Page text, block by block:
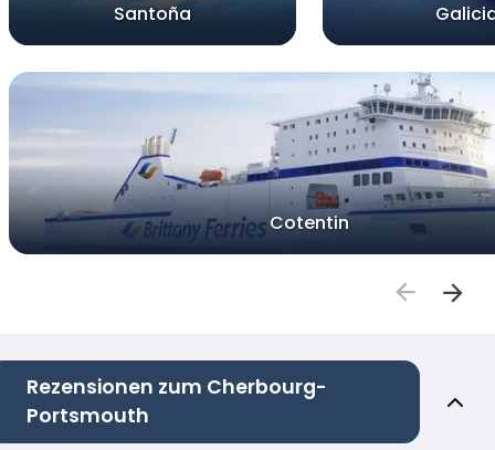
Santoña
Cotentin
Rezensionen zum Cherbourg-
Portsmouth